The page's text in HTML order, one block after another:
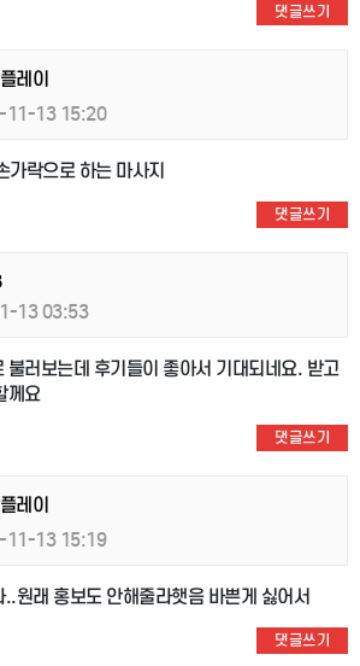
댓글쓰기
레이
13 15:20
가락으로 하는 마사지
댓글쓰기
13 03:53
불러보는데 후기들이 좋아서 기대되네요. 받고
께요
댓글쓰기
레이
13 15:19
원래 홍보도 안해줄라햇음 바쁜게 싫어서
댓글쓰기